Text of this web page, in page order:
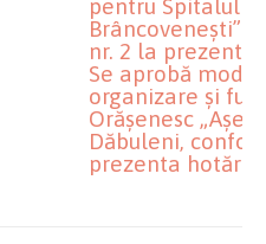
pentru Spitalul
Brâncoveneşti”
nr. 2 la prezenta
Se aprobă
organizare şi
Orăşenesc
Dăbuleni,
prezenta